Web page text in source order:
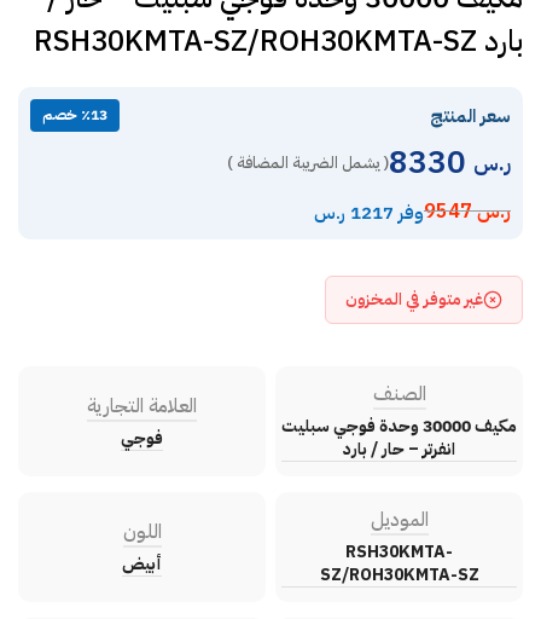
بارد RSH30KMTA-SZ/ROH30KMTA-SZ
سعر المنتج ٪13 خصم
ر.س ( يشمل الضريبة المضافة )
ر.س9547 وفر 1217 ر.س
غير متوفر في المخزون
الصنف
مكيف 30000 وحدة فوجي سبليت
انفرتر – حار / بارد
العلامة التجارية
فوجي
الموديل
RSH30KMTA-
SZ/ROH30KMTA-SZ
اللون
أبيض